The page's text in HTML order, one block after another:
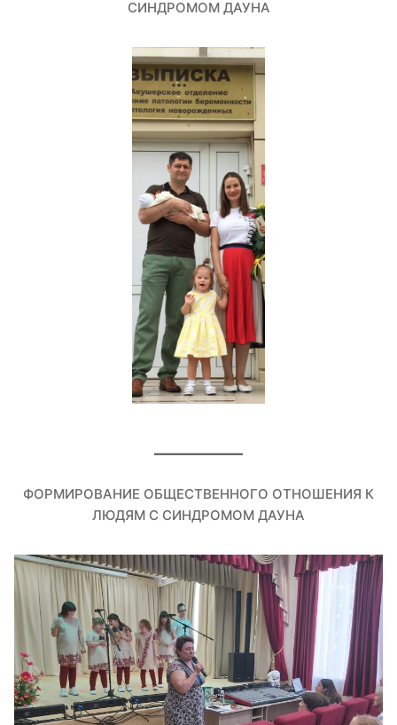
СИНДРОМОМ ДАУНА
ФОРМИРОВАНИЕ ОБЩЕСТВЕННОГО ОТНОШЕНИЯ К
ЛЮДЯМ С СИНДРОМОМ ДАУНА